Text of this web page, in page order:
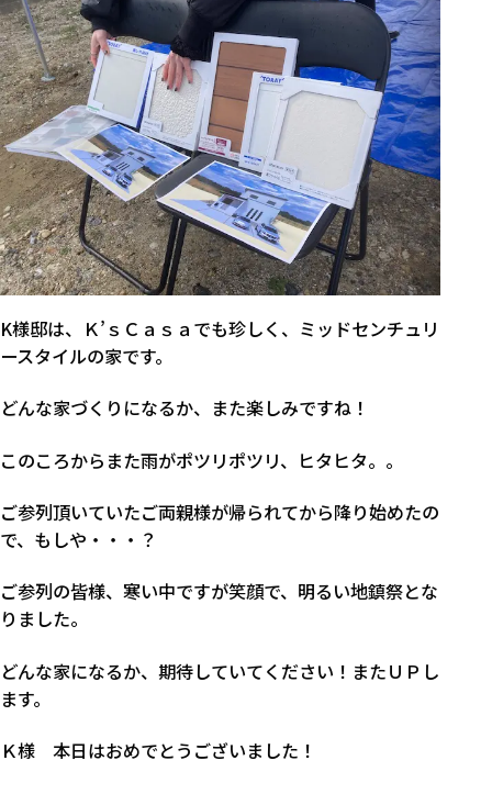
K様邸は、Ｋ’ｓＣａｓａでも珍しく、ミッドセンチュリ
ースタイルの家です。
どんな家づくりになるか、また楽しみですね！
このころからまた雨がポツリポツリ、ヒタヒタ。。
ご参列頂いていたご両親様が帰られてから降り始めたの
で、もしや・・・？
ご参列の皆様、寒い中ですが笑顔で、明るい地鎮祭とな
りました。
どんな家になるか、期待していてください！またＵＰし
ます。
Ｋ様 本日はおめでとうございました！